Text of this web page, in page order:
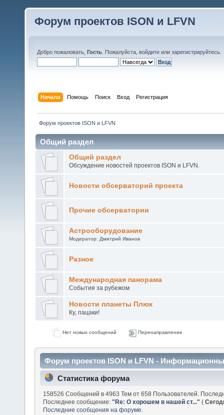
Форум проектов ISON и LFVN
Добро пожаловать, Гость . Пожалуйста, войдите или зарегистрируйтесь
Начало Помощь Поиск Вход Регистрация
Форум проектов ISON и LFVN
Общий раздел
Общий раздел
Обсуждение новостей проектов ISON и LFVN.
Новости обсерваторий проекта
Прочие обсерватории
Астрооборудование
Модератор: Дмитрий Иванов
Разное
Международная панорама
События за рубежом
Новости планеты Плюк
Ку, пацаки!
Нет новых сообщений Перенаправление
Форум проектов ISON и LFVN -
Статистика форума
158526 Сообщений в 4963 Тем от 658 Пользователей.
Последнее сообщение:"Re: О хорошем в нашей ст..." (
Последние сообщения на форуме.